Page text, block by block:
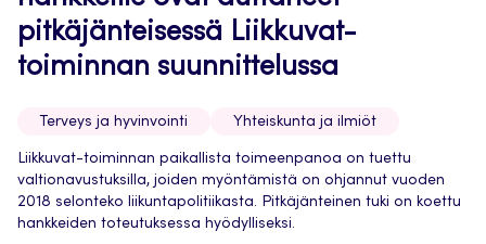
pitkäjänteisessä Liikkuvat-
toiminnan suunnittelussa
Terveys ja hyvinvointi Yhteiskunta ja ilmiöt
Liikkuvat-toiminnan paikallista toimeenpanoa on tuettu
valtionavustuksilla, joiden myöntämistä on ohjannut vuoden
2018 selonteko liikuntapolitiikasta. Pitkäjänteinen tuki on koettu
hankkeiden toteutuksessa hyödylliseksi.